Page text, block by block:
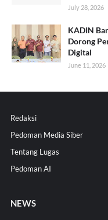
July 28, 2026
KADIN
Dorong
Digital
June 11, 2026
Redaksi
Pedoman Media Siber
Tentang Lugas
Pedoman AI
NEWS